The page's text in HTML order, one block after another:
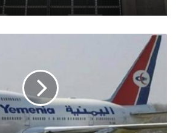
رحلات
طيران
اليمنية
السبت
يناير/
كانون
ثان